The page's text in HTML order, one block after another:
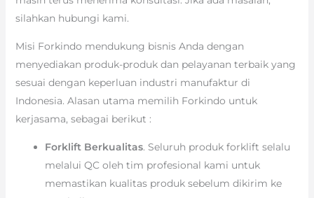
silahkan hubungi kami.
Misi Forkindo mendukung bisnis Anda dengan
menyediakan produk-produk dan pelayanan terbaik yang
sesuai dengan keperluan industri manufaktur di
Indonesia. Alasan utama memilih Forkindo untuk
kerjasama, sebagai berikut :
Forklift Berkualitas. Seluruh produk forklift selalu
melalui QC oleh tim profesional kami untuk
memastikan kualitas produk sebelum dikirim ke